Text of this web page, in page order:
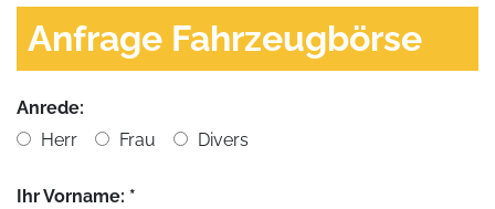
Anfrage Fahrzeugbörse
Anrede:
Herr
Frau Divers
Ihr Vorname: *